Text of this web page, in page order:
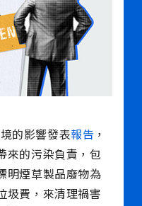
的影響發表報告 ，
來的污染負責，包
明煙草製品廢物為
圾費，來清理禍害